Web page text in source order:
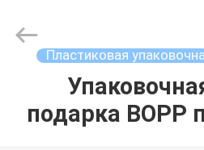
Material
Пластиковая
подарка BOPP